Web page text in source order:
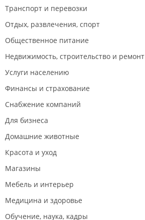
Транспорт и перевозки
Отдых, развлечения, спорт
Общественное питание
Недвижимость, строительство и ремонт
Услуги населению
Финансы и страхование
Снабжение компаний
Для бизнеса
Домашние животные
Красота и уход
Магазины
Мебель и интерьер
Медицина и здоровье
Обучение, наука, кадры